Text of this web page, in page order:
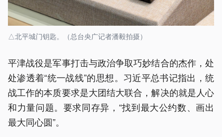
△北平城门钥匙。（总台央广记者潘毅拍摄）
平津战役是军事打击与政治争取巧妙结合的杰作，处
处渗透着“统一战线”的思想。习近平总书记指出，统
战工作的本质要求是大团结大联合，解决的就是人心
和力量问题。要求同存异，“找到最大公约数、画出
最大同心圆”。